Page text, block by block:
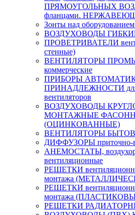
ПРЯМОУГОЛЬНЫХ
фланцами.
Зонты над
ВОЗДУХОВОДЫ ГИБКИЕ
ПРОВЕТРИВАТЕЛИ
стенные)
ВЕНТИЛЯТОРЫ
коммерческие
ПРИБОРЫ
ПРИНАДЛЕЖНОСТИ для
вентиляторов
ВОЗДУХОВОДЫ
МОНТАЖНЫЕ
(ОЦИНКОВАННЫЕ)
ВЕНТИЛЯТОРЫ
ДИФФУЗОРЫ приточно-
АНЕМОСТАТЫ,
вентиляционные
РЕШЕТКИ
монтажа
РЕШЕТКИ
монтажа
РЕШЕТКИ